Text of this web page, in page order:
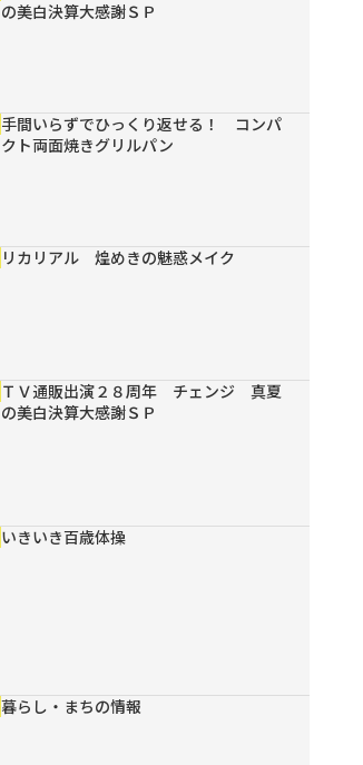
の美白決算大感謝ＳＰ
手間いらずでひっくり返せる！ コンパ
クト両面焼きグリルパン
リカリアル 煌めきの魅惑メイク
ＴＶ通販出演２８周年 チェンジ 真夏
の美白決算大感謝ＳＰ
いきいき百歳体操
暮らし・まちの情報